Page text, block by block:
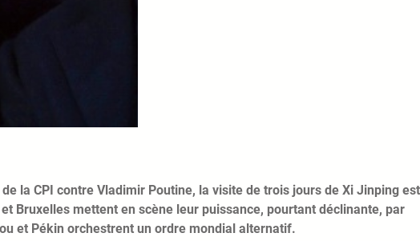
la CPI contre Vladimir Poutine, la visite de trois jours de Xi Jinping
Bruxelles mettent en scène leur puissance, pourtant déclinante, par
et Pékin orchestrent un ordre mondial alternatif.